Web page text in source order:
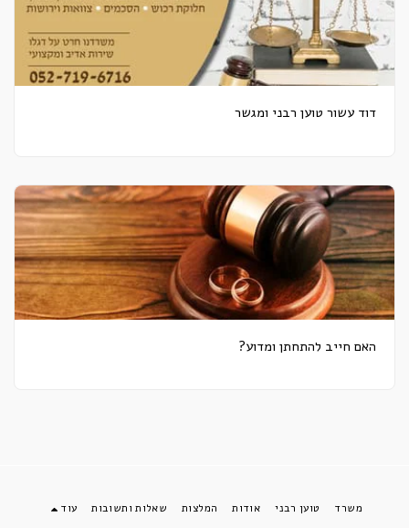
דוד עשור טוען רבני ומגשר
האם חייב להתחתן ומדוע?
משרד טוען רבני אודות המלצות שאלות ותשובות עוד